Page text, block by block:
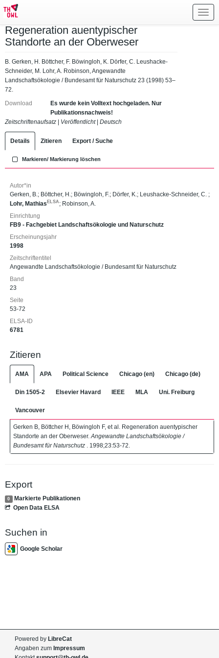
Regeneration auentypischer
Standorte an der Oberweser
B. Gerken, H. Böttcher, F. Böwingloh, K. Dörfer, C. Leushacke-
Schneider, M. Lohr, A. Robinson, Angewandte
Landschaftsökologie / Bundesamt für Naturschutz 23 (1998) 53–
72.
Download
Es wurde kein Volltext hochgeladen. Nur
Publikationsnachweis!
Zeitschriftenaufsatz
Veröffentlicht| Deutsch
Details Zitieren Export / Suche
Markieren/ Markierung löschen
Autor*in
Gerken, B.; Böttcher, H.; Böwingloh, F.; Dörfer, K.; Leushacke-Schneider, C. ;
Lohr, Mathias ELSA ; Robinson, A.
Einrichtung
FB9 - Fachgebiet Landschaftsökologie und Naturschutz
Erscheinungsjahr
1998
Zeitschriftentitel
Angewandte Landschaftsökologie / Bundesamt für Naturschutz
Band
23
Seite
53-72
ELSA-ID
6781
Zitieren
AMA APA Political Science Chicago (en) Chicago (de)
Din 1505-2 Elsevier Havard IEEE MLA Uni. Freiburg
Vancouver
Gerken B, Böttcher H, Böwingloh F, et al. Regeneration auentypischer
Standorte an der Oberweser. Angewandte Landschaftsökologie /
Bundesamt für Naturschutz
. 1998;23:53-72.
Export
0
Markierte Publikationen
Open Data ELSA
Suchen in
Google Scholar
Powered by LibreCat
Angaben zum Impressum